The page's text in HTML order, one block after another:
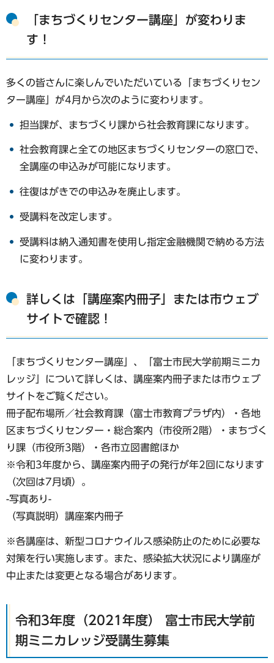
「まちづくりセンター講座」が変わりま
す！
多くの皆さんに楽しんでいただいている「まちづくりセン
ター講座」が4月から次のように変わります。
担当課が、まちづくり課から社会教育課になります。
社会教育課と全ての地区まちづくりセンターの窓口で、
全講座の申込みが可能になります。
往復はがきでの申込みを廃止します。
受講料を改定します。
受講料は納入通知書を使用し指定金融機関で納める方法
に変わります。
詳しくは「講座案内冊子」または市ウェブ
サイトで確認！
「まちづくりセンター講座」、「富士市民大学前期ミニカ
レッジ」について詳しくは、講座案内冊子または市ウェブ
サイトをご覧ください。
冊子配布場所／社会教育課（富士市教育プラザ内）・各地
区まちづくりセンター・総合案内（市役所2階）・まちづく
り課（市役所3階）・各市立図書館ほか
※令和3年度から、講座案内冊子の発行が年2回になります
（次回は7月頃）。
-写真あり-
（写真説明）講座案内冊子
※各講座は、新型コロナウイルス感染防止のために必要な
対策を行い実施します。また、感染拡大状況により講座が
中止または変更となる場合があります。
令和3年度（2021年度） 富士市民大学前
期ミニカレッジ受講生募集